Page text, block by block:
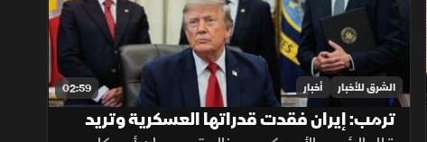
02:59 الشرق للأخبار أخبار
ترمب: إيران فقدت قدراتها العسكرية وتريد